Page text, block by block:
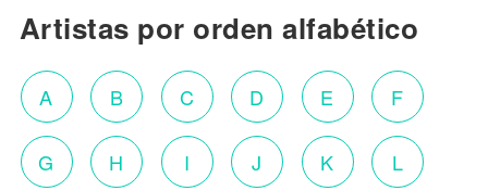
Artistas por orden alfabético
A B C D E F
G H I J K L